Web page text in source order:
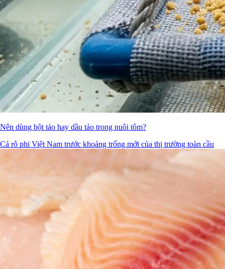
Nên dùng bột tảo hay dầu tảo trong nuôi tôm?
Cá rô phi Việt Nam trước khoảng trống mới của thị trường toàn cầu